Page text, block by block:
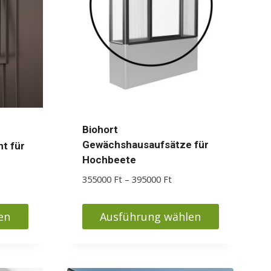
Die
Optionen
können
Produktseite
werden
für
Ft
Biohort
Gewächshausaufsätze für
Hochbeete
355000 Ft – 395000 FtPreisspanne:
bis
395000 Ft
Ausführung wählen